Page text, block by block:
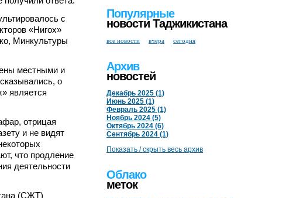
с
«Нигох»
Минкультуры
местными и
о
является
отрицая
и не видят
что продление
деятельности
(СЖТ)
Популярные
новости Таджикистана
все новости вчера сегодня
Архив
новостей
Декабрь 2025 (1)
Июнь 2025 (1)
Февраль 2025 (1)
Ноябрь 2024 (5)
Октябрь 2024 (6)
Сентябрь 2024 (1)
Показать / скрыть весь архив
Облако
меток